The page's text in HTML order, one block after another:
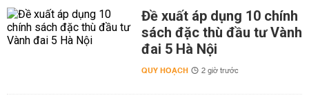
Đề xuất áp dụng 10 chính
sách đặc thù đầu tư Vành
đai 5 Hà Nội
QUY HOẠCH 2 giờ trước